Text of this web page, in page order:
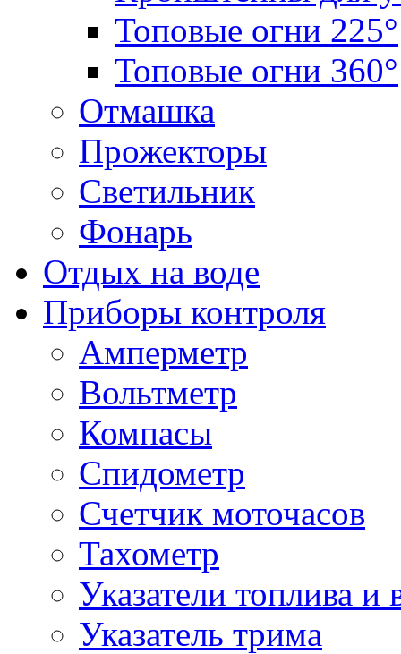
Топовые огни 225°
Топовые огни 360°
Отмашка
Прожекторы
Светильник
Фонарь
Отдых на воде
Приборы контроля
Амперметр
Вольтметр
Компасы
Спидометр
Счетчик моточасов
Тахометр
Указатели топлива и
Указатель трима